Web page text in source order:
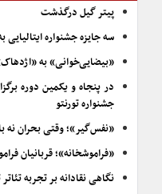
پیتر گیل درگذشت
سه جایزه جشنواره ایتالیایی
«بیضایی‌خوانی» به
در پنجاه و یکمین دوره
جشنواره تورنتو
«نفس‌گیر»؛ وقتی بحران نه
«فراموشخانه»؛ قربانیان
نگاهی نقادانه بر تجربه